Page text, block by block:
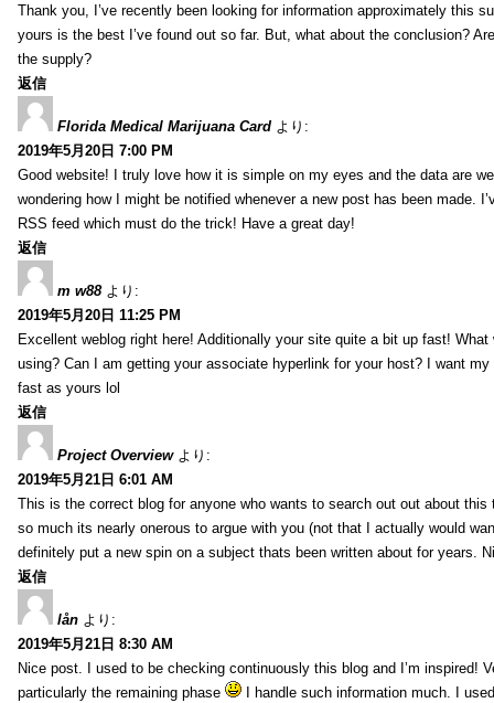
Thank you, I’ve recently been looking for information approximately this
yours is the best I’ve found out so far. But, what about the conclusion?
the supply?
返信
Florida Medical Marijuana Card より:
2019年5月20日 7:00 PM
Good website! I truly love how it is simple on my eyes and the data are
wondering how I might be notified whenever a new post has been made.
RSS feed which must do the trick! Have a great day!
返信
m w88 より:
2019年5月20日 11:25 PM
Excellent weblog right here! Additionally your site quite a bit up fast! What
using? Can I am getting your associate hyperlink for your host? I want
fast as yours lol
返信
Project Overview より:
2019年5月21日 6:01 AM
This is the correct blog for anyone who wants to search out out about this
so much its nearly onerous to argue with you (not that I actually would
definitely put a new spin on a subject thats been written about for years.
返信
lån より:
2019年5月21日 8:30 AM
Nice post. I used to be checking continuously this blog and I’m inspired!
particularly the remaining phase
I handle such information much. I